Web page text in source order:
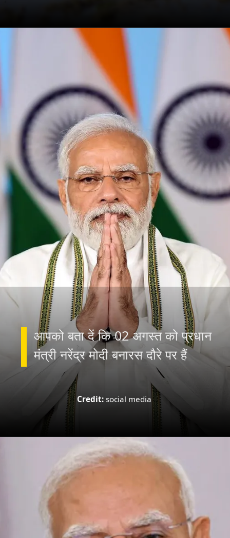
आपको बता दें कि 02 अगस्त को प्रधान
मंत्री नरेंद्र मोदी बनारस दौरे पर हैं
Credit:social media